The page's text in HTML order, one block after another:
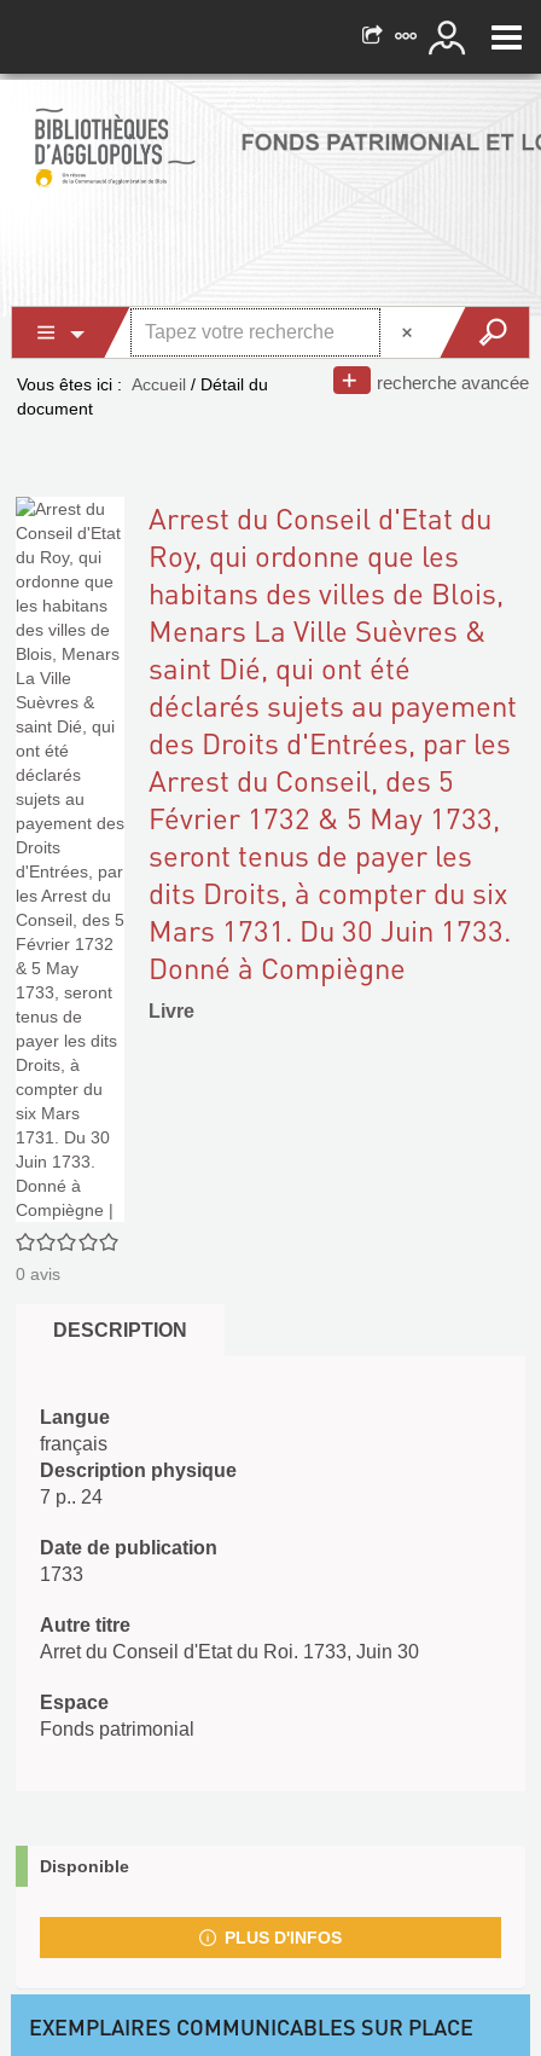
recherche avancée
Vous êtes ici : Accueil / Détail du
document
0/5
0 avis
Arrest du Conseil d'Etat du
Roy, qui ordonne que les
habitans des villes de Blois,
Menars La Ville Suèvres &
saint Dié, qui ont été
déclarés sujets au payement
des Droits d'Entrées, par les
Arrest du Conseil, des 5
Février 1732 & 5 May 1733,
seront tenus de payer les
dits Droits, à compter du six
Mars 1731. Du 30 Juin 1733.
Donné à Compiègne
Livre
DESCRIPTION
Langue
français
Description physique
7 p.. 24
Date de publication
1733
Autre titre
Arret du Conseil d'Etat du Roi. 1733, Juin 30
Espace
Fonds patrimonial
Disponible
PLUS D'INFOS
EXEMPLAIRES COMMUNICABLES SUR PLACE